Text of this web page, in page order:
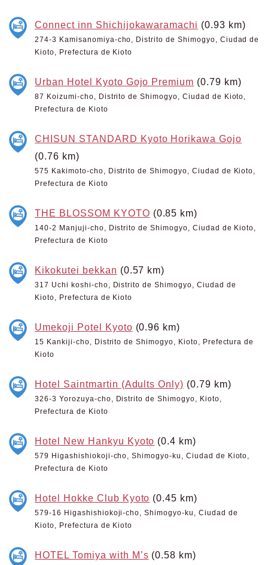
Connect inn Shichijokawaramachi (0.93 km)
274-3 Kamisanomiya-cho, Distrito de Shimogyo, Ciudad de
Kioto, Prefectura de Kioto
Urban Hotel Kyoto Gojo Premium (0.79 km)
87 Koizumi-cho, Distrito de Shimogyo, Ciudad de Kioto,
Prefectura de Kioto
CHISUN STANDARD Kyoto Horikawa Gojo
(0.76 km)
575 Kakimoto-cho, Distrito de Shimogyo, Ciudad de Kioto,
Prefectura de Kioto
THE BLOSSOM KYOTO (0.85 km)
140-2 Manjuji-cho, Distrito de Shimogyo, Ciudad de Kioto,
Prefectura de Kioto
Kikokutei bekkan (0.57 km)
317 Uchi koshi-cho, Distrito de Shimogyo, Ciudad de
Kioto, Prefectura de Kioto
Umekoji Potel Kyoto (0.96 km)
15 Kankiji-cho, Distrito de Shimogyo, Kioto, Prefectura de
Kioto
Hotel Saintmartin (Adults Only) (0.79 km)
326-3 Yorozuya-cho, Distrito de Shimogyo, Kioto,
Prefectura de Kioto
Hotel New Hankyu Kyoto (0.4 km)
579 Higashishiokoji-cho, Shimogyo-ku, Ciudad de Kioto,
Prefectura de Kioto
Hotel Hokke Club Kyoto (0.45 km)
579-16 Higashishiokoji-cho, Shimogyo-ku, Ciudad de
Kioto, Prefectura de Kioto
HOTEL Tomiya with M’s (0.58 km)